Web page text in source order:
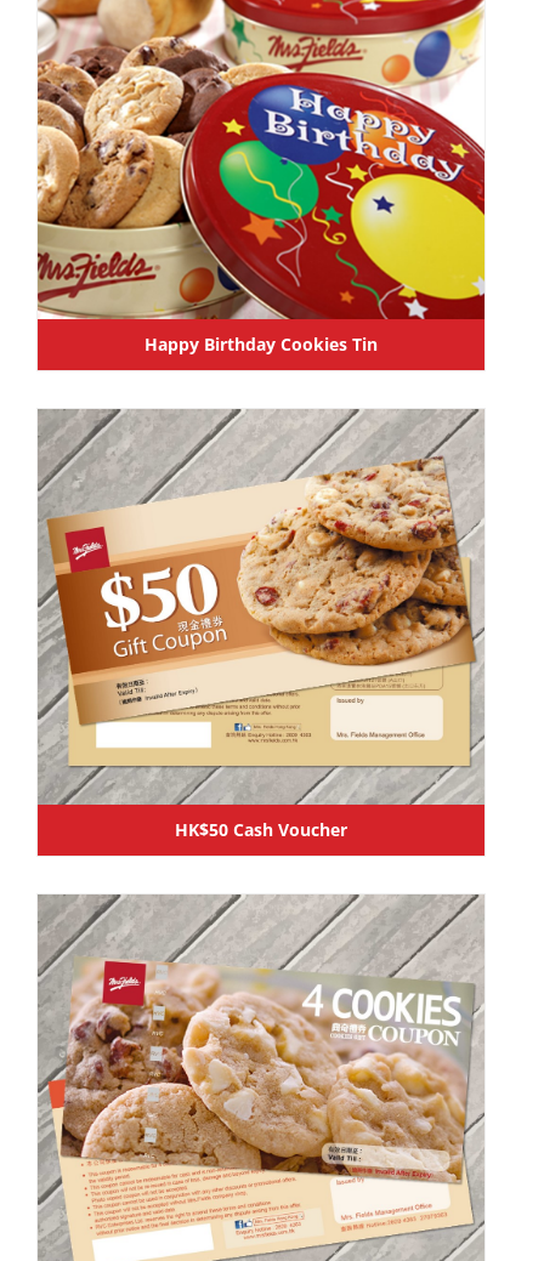
Happy Birthday Cookies Tin
HK$50 Cash Voucher